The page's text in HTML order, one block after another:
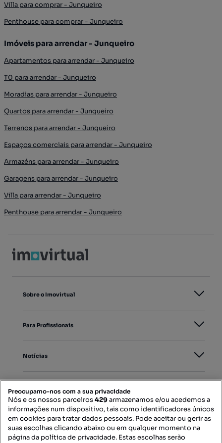
Villa para comprar - Junqueiro
Penthouse para comprar - Junqueiro
Imóveis para arrendar - Junqueiro
Apartamentos para arrendar - Junqueiro
T0 para arrendar - Junqueiro
Moradias para arrendar - Junqueiro
Quartos para arrendar - Junqueiro
Terrenos para arrendar - Junqueiro
Espaços comerciais para arrendar - Junqueiro
Armazéns para arrendar - Junqueiro
Garagens para arrendar - Junqueiro
Villa para arrendar - Junqueiro
Penthouse para arrendar - Junqueiro
Sobre o Imovirtual
Para Profissionais
Notícias
Mapa do Site
Preocupamo-nos com a sua privacidade
Nós e os nossos parceiros429armazenamos e/ou acedemos a
informações num dispositivo, tais como identificadores únicos
em cookies para tratar dados pessoais. Pode aceitar ou gerir as
suas escolhas clicando abaixo ou em qualquer momento na
página da política de privacidade. Estas escolhas serão